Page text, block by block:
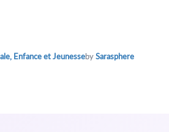
Enfance et JeunessebySarasphere